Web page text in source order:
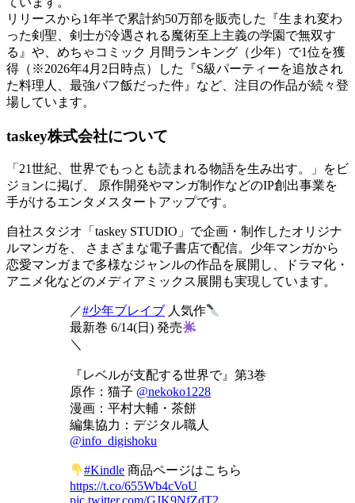
リリースから1年半で累計約50万部を販売した『生まれ変わ
った剣聖、剣士が冷遇される魔術至上主義の学園で無双す
る』や、めちゃコミック 月間ランキング（少年）で1位を獲
得（※2026年4月2日時点）した『S級パーティーを追放され
た料理人、最強バフ飯だった件』など、注目の作品が続々登
場しています。
taskey株式会社について
「21世紀、世界でもっとも読まれる物語を生み出す。」をビ
ジョンに掲げ、 原作開発やマンガ制作などのIP創出事業を
手がけるエンタメスタートアップです。
自社スタジオ「taskey STUDIO」で企画・制作したオリジナ
ルマンガを、 さまざまな電子書店で配信。少年マンガから
恋愛マンガまで多様なジャンルの作品を展開し、ドラマ化・
アニメ化などのメディアミックス展開も実現しています。
／#少年ブレイブ 人気作
最新巻 6/14(日) 発売
＼
『レベルが支配する世界で』第3巻
原作：猫子 @nekoko1228
漫画：平村大輔・茶餅
編集協力：デジタル職人
@info_digishoku
#Kindle 商品ページはこちら
https://t.co/655Wb4cVoU